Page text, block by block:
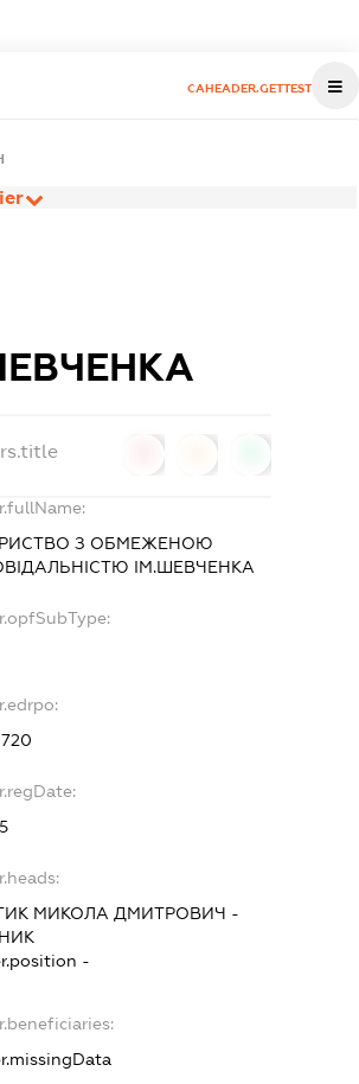
CAHEADER.GETTEST
З ОБМЕЖЕНОЮ
ІМ.ШЕВЧЕНКА
МИКОЛА ДМИТРОВИЧ -
-